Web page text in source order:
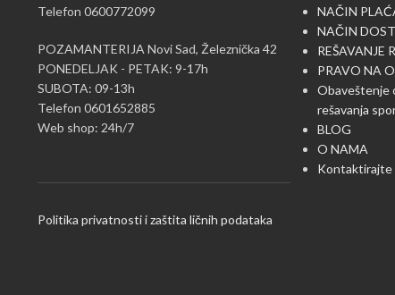
Telefon 0600772099
POZAMANTERIJA Novi Sad, Železnička 42
PONEDELJAK - PETAK: 9-17h
SUBOTA: 09-13h
Telefon 0601652885
Web shop: 24h/7
Politika privatnosti i zaštita ličnih podataka
NAČIN
NAČIN
REŠAVANJE
PRAVO NA
Obaveštenje
rešavanja
BLOG
O NAMA
Kontaktirajte